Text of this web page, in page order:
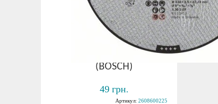
Круг отрезной по
металлу Expert for
Metal 230х2,5х22
(BOSCH)
49 грн.
Артикул: 2608600225